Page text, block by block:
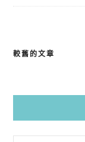
文
導
覽
較舊的文章